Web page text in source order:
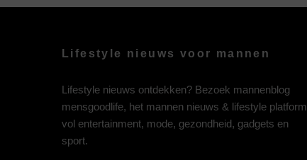
Lifestyle nieuws voor mannen
Lifestyle nieuws ontdekken? Bezoek mannenblog
mensgoodlife, het mannen nieuws & lifestyle platform
vol entertainment, mode, gezondheid, gadgets en
sport.